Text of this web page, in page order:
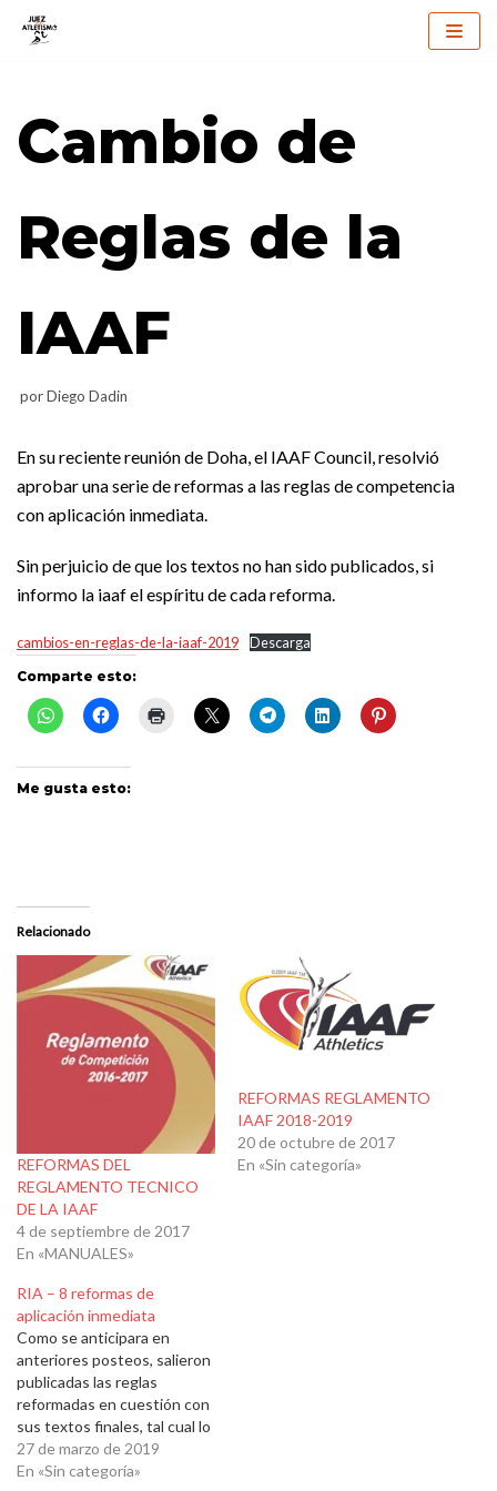
contenido
Cambio de
Reglas de la
IAAF
porDiego Dadin
En su reciente reunión de Doha, el IAAF Council, resolvió
aprobar una serie de reformas a las reglas de competencia
con aplicación inmediata.
Sin perjuicio de que los textos no han sido publicados, si
informo la iaaf el espíritu de cada reforma.
cambios-en-reglas-de-la-iaaf-2019 Descarga
Comparte esto:
Me gusta esto:
Relacionado
REFORMAS DEL
REGLAMENTO TECNICO
DE LA IAAF
4 de septiembre de 2017
En «MANUALES»
REFORMAS REGLAMENTO
IAAF 2018-2019
20 de octubre de 2017
En «Sin categoría»
RIA – 8 reformas de
aplicación inmediata
Como se anticipara en
anteriores posteos, salieron
publicadas las reglas
reformadas en cuestión con
sus textos finales, tal cual lo
resolviera el Consejo de la
IAAF en Doha (QAT).
27 de marzo de 2019
En «Sin categoría»